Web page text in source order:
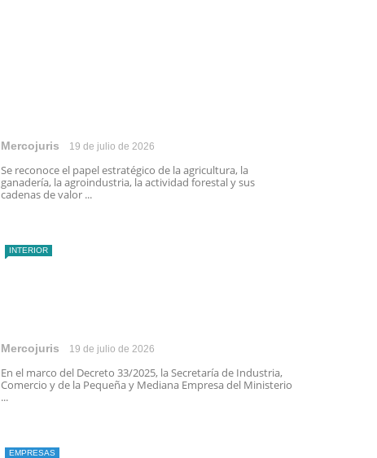
Mercojuris 19 de julio de 2026
Se reconoce el papel estratégico de la agricultura, la
ganadería, la agroindustria, la actividad forestal y sus
cadenas de valor ...
INTERIOR
Mercojuris 19 de julio de 2026
En el marco del Decreto 33/2025, la Secretaría de Industria,
Comercio y de la Pequeña y Mediana Empresa del Ministerio
...
EMPRESAS